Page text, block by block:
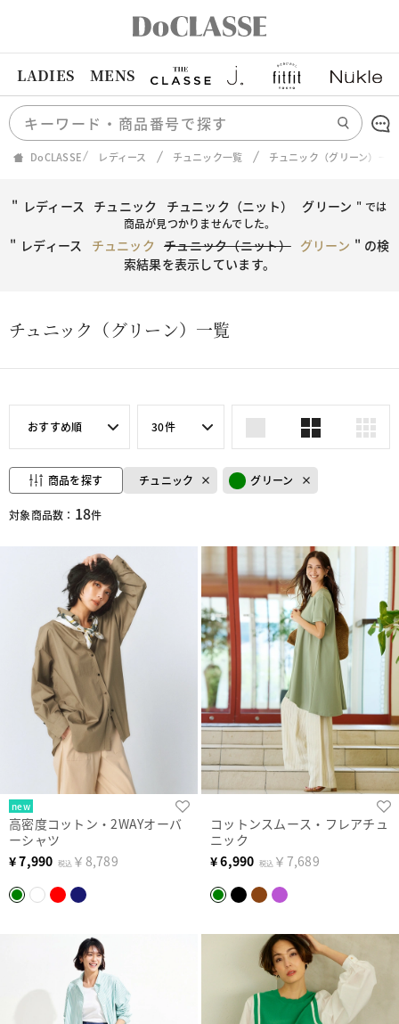
LADIES MENS
DoCLASSE レディース チュニック一覧 チュニック（グリーン）一覧
" レディース チュニック チュニック（ニット） グリーン " では
商品が見つかりませんでした。
" レディース チュニック チュニック（ニット） グリーン " の検
索結果を表示しています。
チュニック（グリーン）一覧
おすすめ順 30件
商品を探す チュニック グリーン
対象商品数： 18件
new
高密度コットン・2WAYオーバ
ーシャツ
¥7,990 税込 ￥8,789
コットンスムース・フレアチュ
ニック
¥6,990 税込 ￥7,689